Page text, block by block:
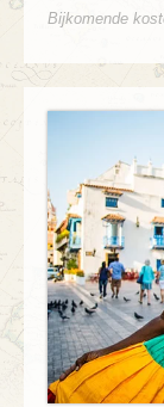
Bijkomende